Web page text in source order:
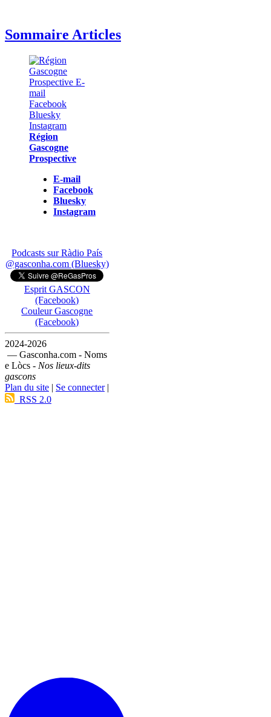
Sommaire Articles
Région
Gascogne
Prospective
E-mail
Facebook
Bluesky
Instagram
Podcasts sur Ràdio País
@gasconha.com (Bluesky)
Esprit GASCON
(Facebook)
Couleur Gascogne
(Facebook)
2024-2026
— Gasconha.com - Noms
e Lòcs - Nos lieux-dits
gascons
Plan du site | Se connecter|
RSS 2.0